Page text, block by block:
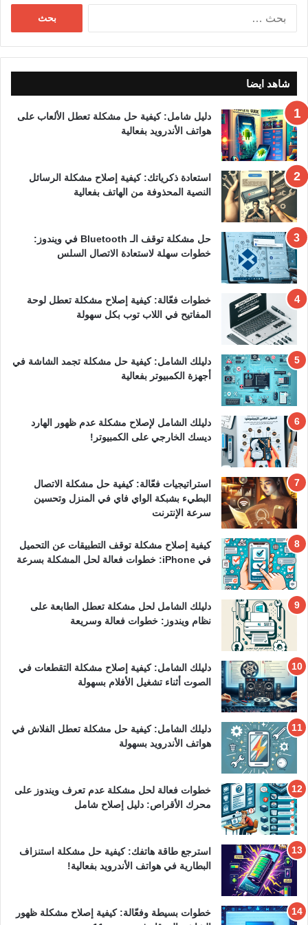
شاهد ايضا
دليل شامل: كيفية حل مشكلة تعطل الألعاب على
هواتف الأندرويد بفعالية
استعادة ذكرياتك: كيفية إصلاح مشكلة الرسائل
النصية المحذوفة من الهاتف بفعالية
حل مشكلة توقف الـ Bluetooth في ويندوز:
خطوات سهلة لاستعادة الاتصال السلس
خطوات فعّالة: كيفية إصلاح مشكلة تعطل لوحة
المفاتيح في اللاب توب بكل سهولة
دليلك الشامل: كيفية حل مشكلة تجمد الشاشة في
أجهزة الكمبيوتر بفعالية
دليلك الشامل لإصلاح مشكلة عدم ظهور الهارد
ديسك الخارجي على الكمبيوتر!
استراتيجيات فعّالة: كيفية حل مشكلة الاتصال
البطيء بشبكة الواي فاي في المنزل وتحسين
سرعة الإنترنت
كيفية إصلاح مشكلة توقف التطبيقات عن التحميل
في iPhone: خطوات فعالة لحل المشكلة بسرعة
دليلك الشامل لحل مشكلة تعطل الطابعة على
نظام ويندوز: خطوات فعالة وسريعة
دليلك الشامل: كيفية إصلاح مشكلة التقطعات في
الصوت أثناء تشغيل الأفلام بسهولة
دليلك الشامل: كيفية حل مشكلة تعطل الفلاش في
هواتف الأندرويد بسهولة
خطوات فعالة لحل مشكلة عدم تعرف ويندوز على
محرك الأقراص: دليل إصلاح شامل
استرجع طاقة هاتفك: كيفية حل مشكلة استنزاف
البطارية في هواتف الأندرويد بفعالية!
خطوات بسيطة وفعّالة: كيفية إصلاح مشكلة ظهور